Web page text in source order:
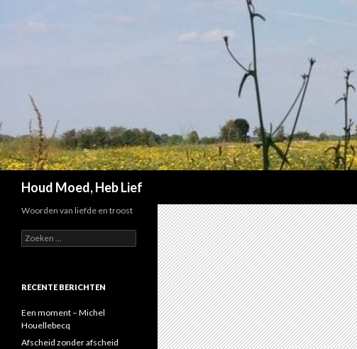
Houd Moed, Heb Lief
Woorden van liefde en troost
Z
o
e
n
a
a
RECENTE BERICHTEN
Een moment – Michel
Houellebecq
Afscheid zonder afscheid